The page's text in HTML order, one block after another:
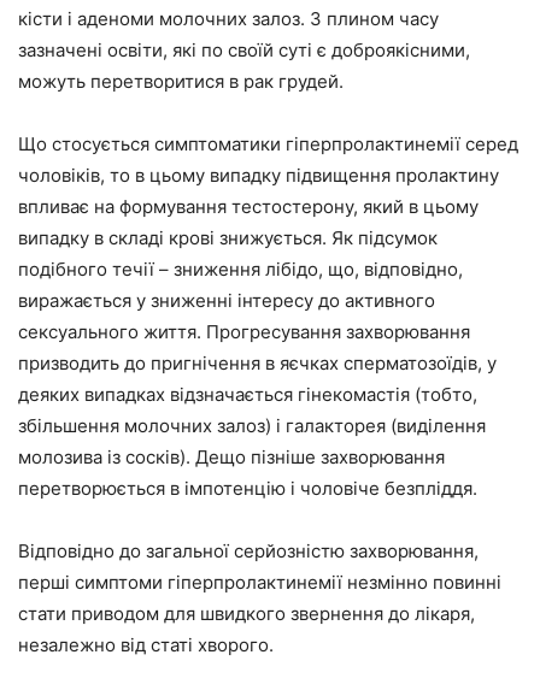
кісти і аденоми молочних залоз. З плином часу
зазначені освіти, які по своїй суті є доброякісними,
можуть перетворитися в рак грудей.
Що стосується симптоматики гіперпролактинемії серед
чоловіків, то в цьому випадку підвищення пролактину
впливає на формування тестостерону, який в цьому
випадку в складі крові знижується. Як підсумок
подібного течії – зниження лібідо, що, відповідно,
виражається у зниженні інтересу до активного
сексуального життя. Прогресування захворювання
призводить до пригнічення в яєчках сперматозоїдів, у
деяких випадках відзначається гінекомастія (тобто,
збільшення молочних залоз) і галакторея (виділення
молозива із сосків). Дещо пізніше захворювання
перетворюється в імпотенцію і чоловіче безпліддя.
Відповідно до загальної серйозністю захворювання,
перші симптоми гіперпролактинемії незмінно повинні
стати приводом для швидкого звернення до лікаря,
незалежно від статі хворого.